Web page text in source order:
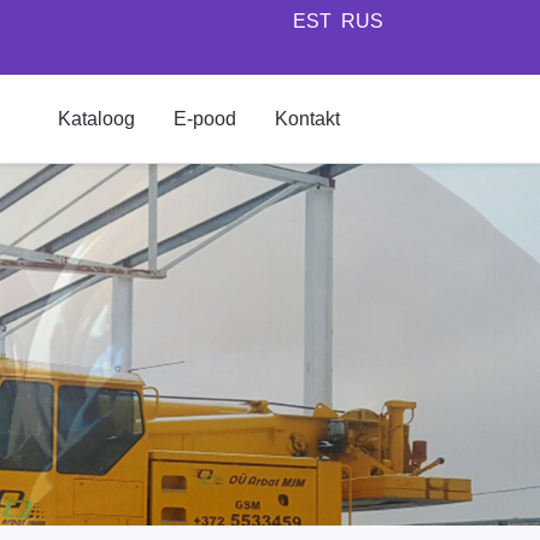
EST RUS
Kataloog E-pood Kontakt